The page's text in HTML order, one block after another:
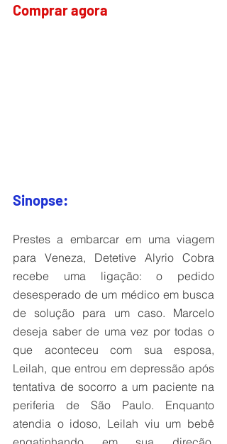
Comprar agora
Sinopse:
Prestes a embarcar em uma viagem
para Veneza, Detetive Alyrio Cobra
recebe uma ligação: o pedido
desesperado de um médico em busca
de solução para um caso. Marcelo
deseja saber de uma vez por todas o
que aconteceu com sua esposa,
Leilah, que entrou em depressão após
tentativa de socorro a um paciente na
periferia de São Paulo. Enquanto
atendia o idoso, Leilah viu um bebê